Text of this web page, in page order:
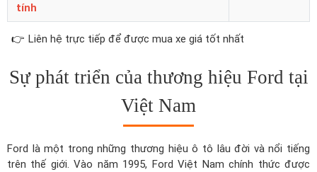
tính
👉 Liên hệ trực tiếp để được mua xe giá tốt nhất
Sự phát triển của thương hiệu Ford tại
Việt Nam
Ford là một trong những thương hiệu ô tô lâu đời và nổi tiếng
trên thế giới. Vào năm 1995, Ford Việt Nam chính thức được